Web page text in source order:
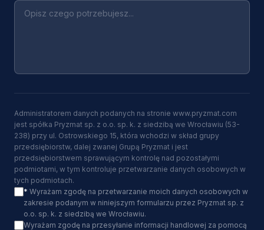
Administratorem danych podanych na stronie www.pryzmat.com
jest spółka Pryzmat sp. z o.o. sp. k. z siedzibą we Wrocławiu (53-
238) przy ul. Ostrowskiego 15, która wchodzi w skład grupy
przedsiębiorstw, dalej zwanej Grupą Pryzmat i jest
przedsiębiorstwem sprawującym kontrolę nad pozostałymi
podmiotami, w tym kontroluje przetwarzanie danych osobowych w
tych podmiotach.
* Wyrażam zgodę na przetwarzanie moich danych osobowych w
zakresie podanym w niniejszym formularzu przez Pryzmat sp. z
o.o. sp. k. z siedzibą we Wrocławiu.
Wyrażam zgodę na przesyłanie informacji handlowej za pomocą